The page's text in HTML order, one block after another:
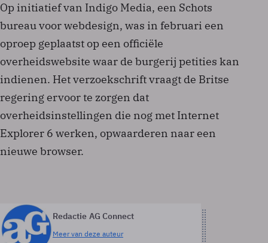
Op initiatief van Indigo Media, een Schots
bureau voor webdesign, was in februari een
oproep geplaatst op een officiële
overheidswebsite waar de burgerij petities kan
indienen. Het verzoekschrift vraagt de Britse
regering ervoor te zorgen dat
overheidsinstellingen die nog met Internet
Explorer 6 werken, opwaarderen naar een
nieuwe browser.
Redactie AG Connect
Meer van deze auteur